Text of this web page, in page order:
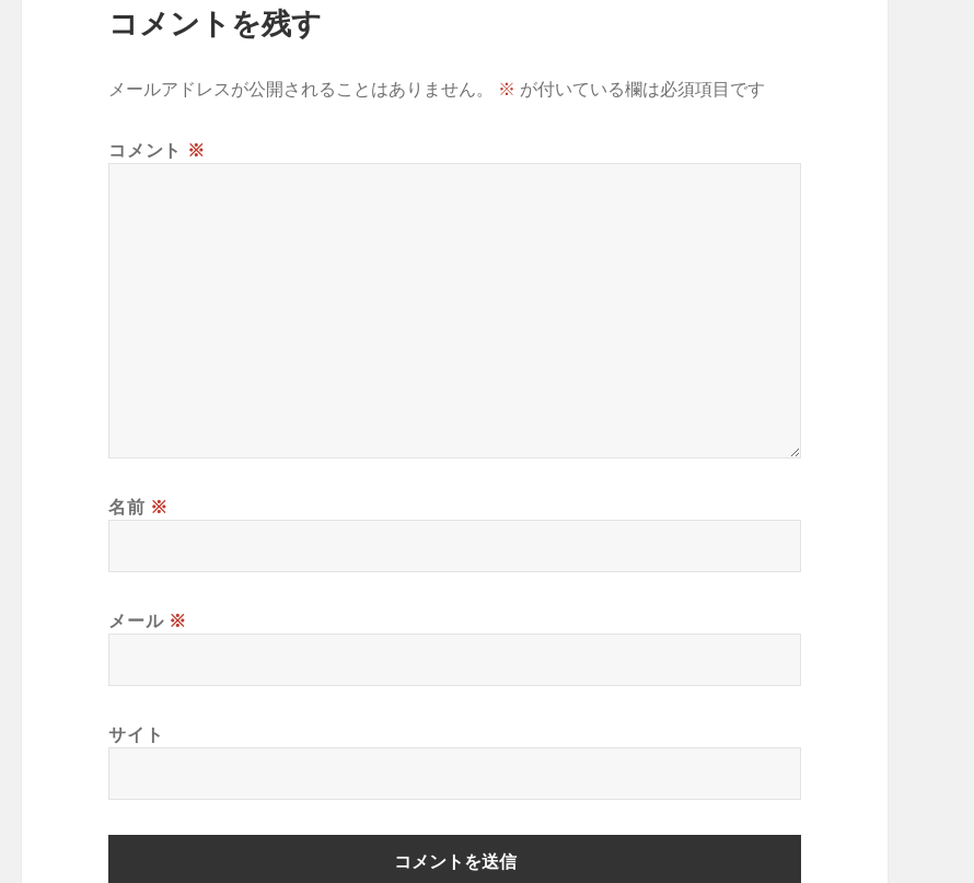
コメントを残す
メールアドレスが公開されることはありません。 ※ が付いている欄は必須項目です
コメント ※
名前 ※
メール ※
サイト